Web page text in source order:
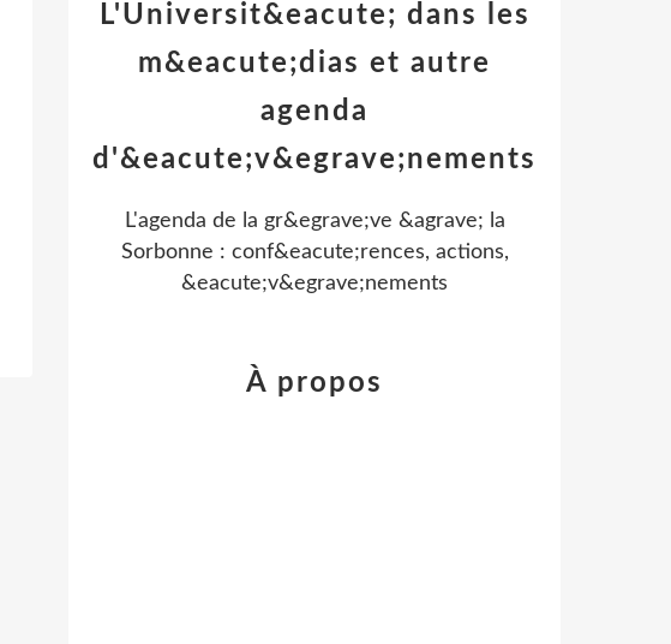
L'Universit&eacute; dans les
m&eacute;dias et autre
agenda
d'&eacute;v&egrave;nements
L'agenda de la gr&egrave;ve &agrave; la
Sorbonne : conf&eacute;rences, actions,
&eacute;v&egrave;nements
À propos